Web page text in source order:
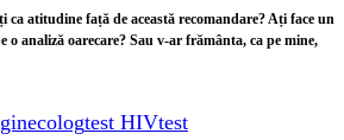
ca atitudine față de această recomandare? Ați face un
o analiză oarecare? Sau v-ar frământa, ca pe mine,
ginecologtest HIVtest